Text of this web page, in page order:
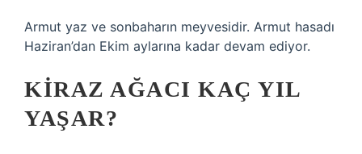
Armut yaz ve sonbaharın meyvesidir. Armut hasadı
Haziran’dan Ekim aylarına kadar devam ediyor.
KIRAZ AĞACI KAÇ YIL
YAŞAR?